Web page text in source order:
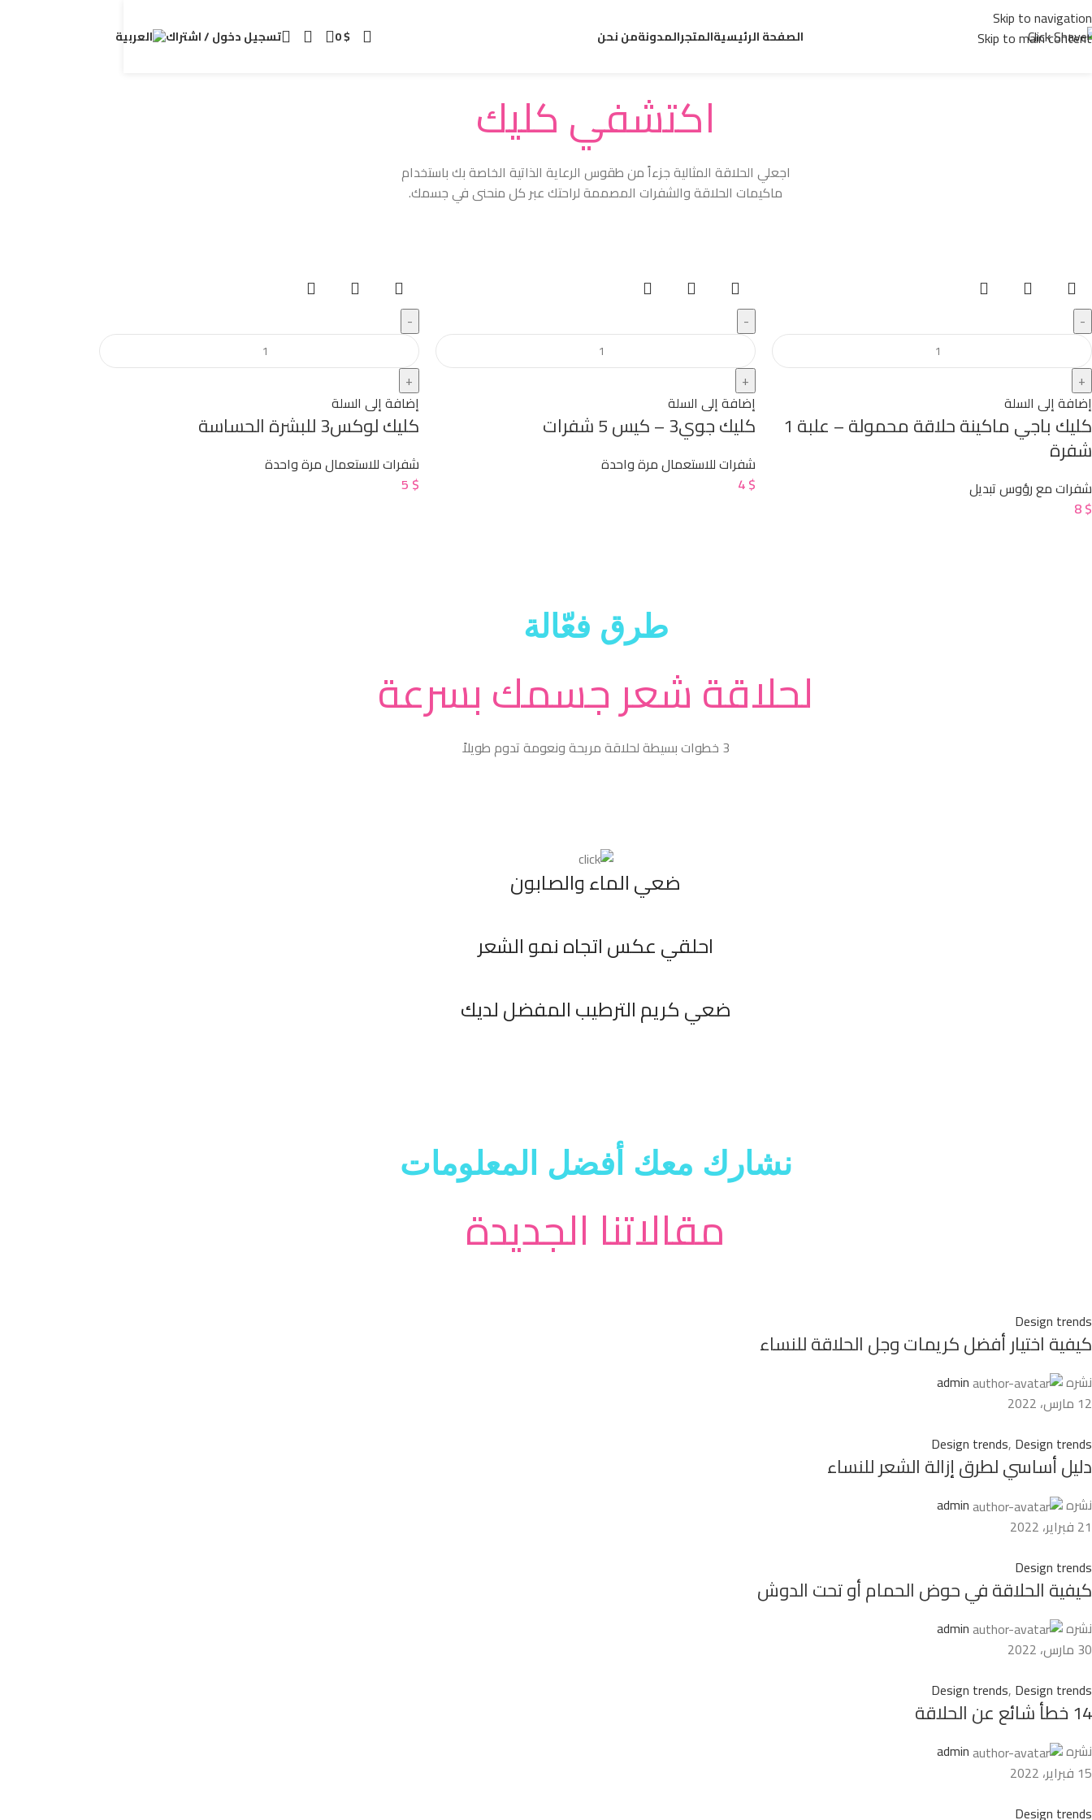
Skip to navigation
Skip to main content
الصفحة الرئيسيةالمتجرالمدونةمن نحن 0$ تسجيل دخول / اشتراك صنعت للنساء فقط
اكتشفي كليك
اجعلي الحلاقة المثالية جزءاً من طقوس الرعاية الذاتية الخاصة بك باستخدام
ماكيمات الحلاقة والشفرات المصممة لراحتك عبر كل منحنى في جسمك.
إضافة إلى السلة
كليك باجي ماكينة حلاقة محمولة – علبة 1
شفرة
شفرات مع رؤوس تبديل
8$
إضافة إلى السلة
كليك جوي3 – كيس 5 شفرات
شفرات للاستعمال مرة واحدة
4$
إضافة إلى السلة
كليك لوكس3 للبشرة الحساسة
شفرات للاستعمال مرة واحدة
5 $
طرق فعّالة
لحلاقة شعر جسمك بسرعة
3 خطوات بسيطة لحلاقة مريحة ونعومة تدوم طويلاً
ضعي الماء والصابون
احلقي عكس اتجاه نمو الشعر
ضعي كريم الترطيب المفضل لديك
نشارك معك أفضل المعلومات
مقالاتنا الجديدة
Design trends
كيفية اختيار أفضل كريمات وجل الحلاقة للنساء
نشره
admin
12 مارس، 2022
Design trends, Design trends
دليل أساسي لطرق إزالة الشعر للنساء
نشره
admin
21 فبراير، 2022
Design trends
كيفية الحلاقة في حوض الحمام أو تحت الدوش
نشره
admin
30 مارس، 2022
Design trends, Design trends
14 خطأ شائع عن الحلاقة
نشره
admin
15 فبراير، 2022
Design trends